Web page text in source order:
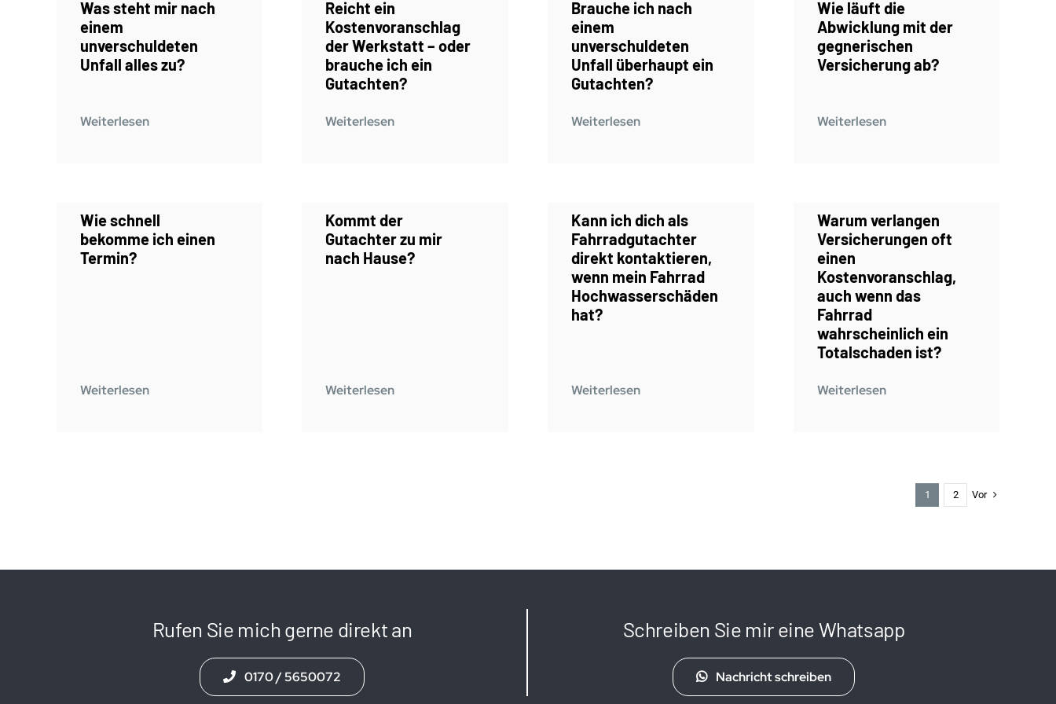
Was steht mir nach
einem
unverschuldeten
Unfall alles zu?
Weiterlesen
Reicht ein
Kostenvoranschlag
der Werkstatt – oder
brauche ich ein
Gutachten?
Weiterlesen
Brauche ich nach
einem
unverschuldeten
Unfall überhaupt ein
Gutachten?
Weiterlesen
Wie läuft die
Abwicklung mit der
gegnerischen
Versicherung ab?
Weiterlesen
Wie schnell
bekomme ich einen
Termin?
Weiterlesen
Kommt der
Gutachter zu mir
nach Hause?
Weiterlesen
Kann ich dich als
Fahrradgutachter
direkt kontaktieren,
wenn mein Fahrrad
Hochwasserschäden
hat?
Weiterlesen
Warum verlangen
Versicherungen oft
einen
Kostenvoranschlag,
auch wenn das
Fahrrad
wahrscheinlich ein
Totalschaden ist?
Weiterlesen
1 2 Vor
Rufen Sie mich gerne direkt an
0170 / 5650072
Schreiben Sie mir eine Whatsapp
Nachricht schreiben